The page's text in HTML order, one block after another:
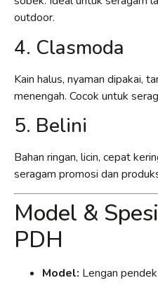
outdoor.
4. Clasmoda
Kain halus, nyaman dipakai,
menengah. Cocok untuk
5. Belini
Bahan ringan, licin, cepat
seragam promosi dan
Model &
PDH
Model: Lengan